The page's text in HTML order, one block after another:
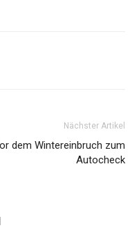
Nächster Artikel
dem Wintereinbruch zum
Autocheck